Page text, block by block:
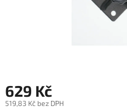
629 Kč
519,83 Kč bez DPH